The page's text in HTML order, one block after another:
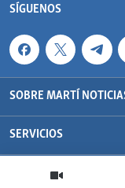
SÍGUENOS
SOBRE MARTÍ
SERVICIOS
Martí Noticias|